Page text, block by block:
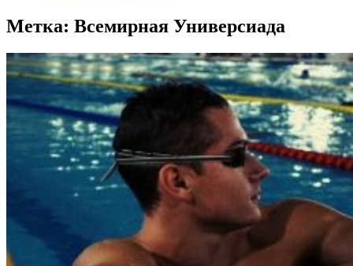
Метка: Всемирная Универсиада